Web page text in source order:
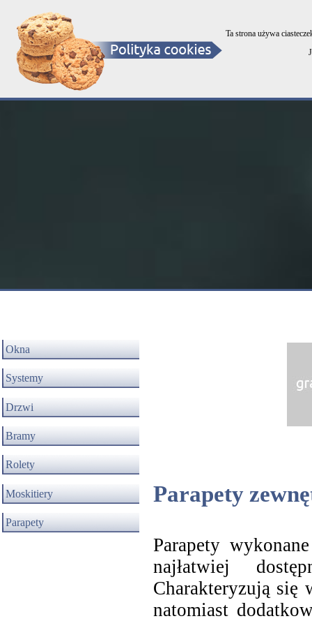
OKNA - DRZWI - BRAMY - ROLETY
Okna
Systemy
Drzwi
Bramy
Rolety
Moskitiery
Parapety
Parapety
Parapety
najłatwiej
Charakteryzują się
natomiast
Ta strona używa